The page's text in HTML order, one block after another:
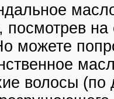
можете
волосы